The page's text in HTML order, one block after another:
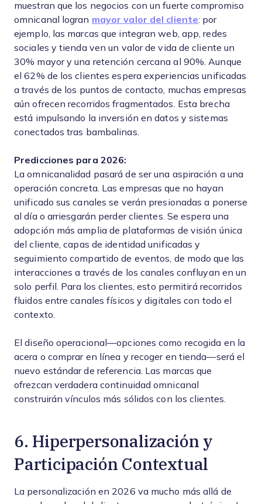
muestran que los negocios con un fuerte compromiso
omnicanal logran mayor valor del cliente: por
ejemplo, las marcas que integran web, app, redes
sociales y tienda ven un valor de vida de cliente un
30% mayor y una retención cercana al 90%. Aunque
el 62% de los clientes espera experiencias unificadas
a través de los puntos de contacto, muchas empresas
aún ofrecen recorridos fragmentados. Esta brecha
está impulsando la inversión en datos y sistemas
conectados tras bambalinas.
Predicciones para 2026:
La omnicanalidad pasará de ser una aspiración a una
operación concreta. Las empresas que no hayan
unificado sus canales se verán presionadas a ponerse
al día o arriesgarán perder clientes. Se espera una
adopción más amplia de plataformas de visión única
del cliente, capas de identidad unificadas y
seguimiento compartido de eventos, de modo que las
interacciones a través de los canales confluyan en un
solo perfil. Para los clientes, esto permitirá recorridos
fluidos entre canales físicos y digitales con todo el
contexto.
El diseño operacional—opciones como recogida en la
acera o comprar en línea y recoger en tienda—será el
nuevo estándar de referencia. Las marcas que
ofrezcan verdadera continuidad omnicanal
construirán vínculos más sólidos con los clientes.
6. Hiperpersonalización y
Participación Contextual
La personalización en 2026 va mucho más allá de